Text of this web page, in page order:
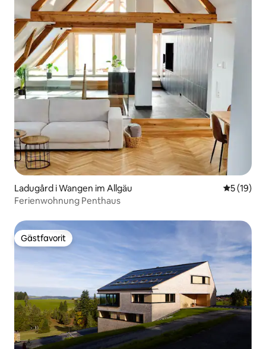
Ladugård i Wangen im Allgäu 5 av 5 i
5 (19)
Ferienwohnung Penthaus
Gästfavorit
Gästfavorit